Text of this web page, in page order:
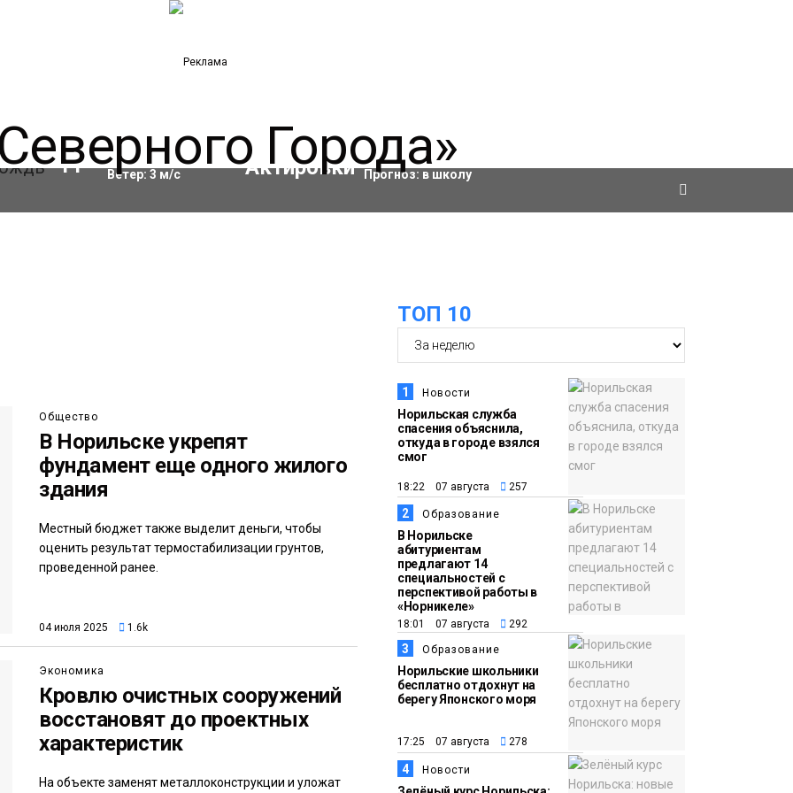
11°C Влажность:98%
Ветер: 3 м/с
Актировки
Прогноз: в школу
Общество
В Норильске укрепят
фундамент еще одного жилого
здания
Местный бюджет также выделит деньги, чтобы
оценить результат термостабилизации грунтов,
проведенной ранее.
04 июля 2025 1.6k
Экономика
Кровлю очистных сооружений
восстановят до проектных
характеристик
На объекте заменят металлоконструкции и уложат
ТОП 10
1 Новости
Норильская служба
спасения объяснила,
откуда в городе взялся
смог
18:22 07 августа 257
2 Образование
В Норильске
абитуриентам
предлагают 14
специальностей с
перспективой работы в
«Норникеле»
18:01 07 августа 292
3 Образование
Норильские школьники
бесплатно отдохнут на
берегу Японского моря
17:25 07 августа 278
4 Новости